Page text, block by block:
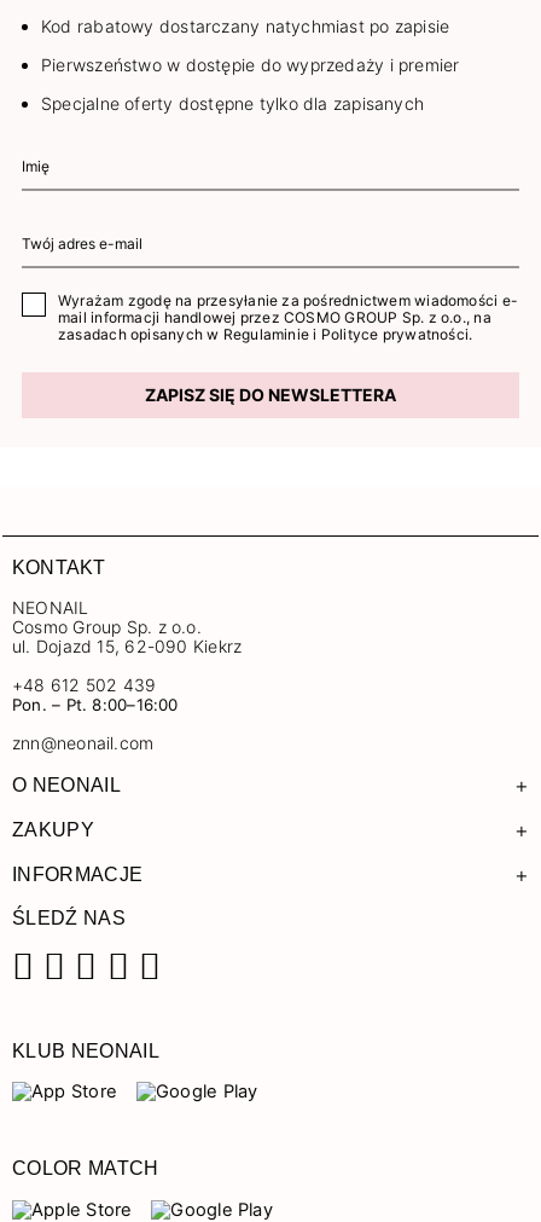
Kod rabatowy dostarczany natychmiast po zapisie
Pierwszeństwo w dostępie do wyprzedaży i premier
Specjalne oferty dostępne tylko dla zapisanych
Wyrażam zgodę na przesyłanie za pośrednictwem wiadomości e-
mail informacji handlowej przez COSMO GROUP Sp. z o.o., na
zasadach opisanych w Regulaminie i Polityce prywatności.
ZAPISZ SIĘ DO NEWSLETTERA
KONTAKT
NEONAIL
Cosmo Group Sp. z o.o.
ul. Dojazd 15, 62-090 Kiekrz
+48 612 502 439
Pon. – Pt. 8:00–16:00
znn@neonail.com
O NEONAIL +
ZAKUPY +
INFORMACJE +
ŚLEDŹ NAS
KLUB NEONAIL
COLOR MATCH